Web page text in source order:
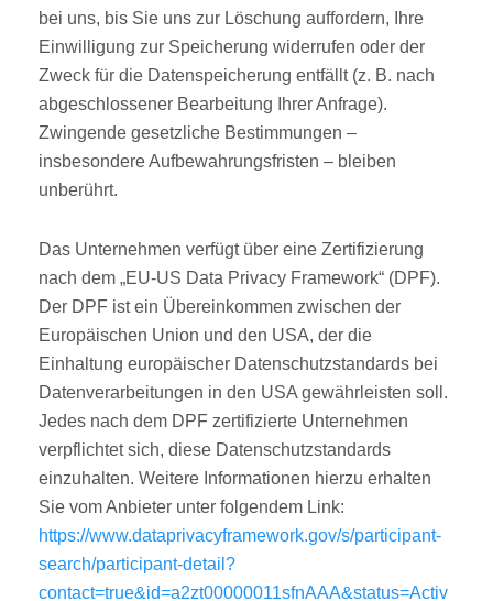
bei uns, bis Sie uns zur Löschung auffordern, Ihre
Einwilligung zur Speicherung widerrufen oder der
Zweck für die Datenspeicherung entfällt (z. B. nach
abgeschlossener Bearbeitung Ihrer Anfrage).
Zwingende gesetzliche Bestimmungen –
insbesondere Aufbewahrungsfristen – bleiben
unberührt.
Das Unternehmen verfügt über eine Zertifizierung
nach dem „EU-US Data Privacy Framework“ (DPF).
Der DPF ist ein Übereinkommen zwischen der
Europäischen Union und den USA, der die
Einhaltung europäischer Datenschutzstandards bei
Datenverarbeitungen in den USA gewährleisten soll.
Jedes nach dem DPF zertifizierte Unternehmen
verpflichtet sich, diese Datenschutzstandards
einzuhalten. Weitere Informationen hierzu erhalten
Sie vom Anbieter unter folgendem Link:
https://www.dataprivacyframework.gov/s/participant-
search/participant-detail?
contact=true&id=a2zt00000011sfnAAA&status=Activ